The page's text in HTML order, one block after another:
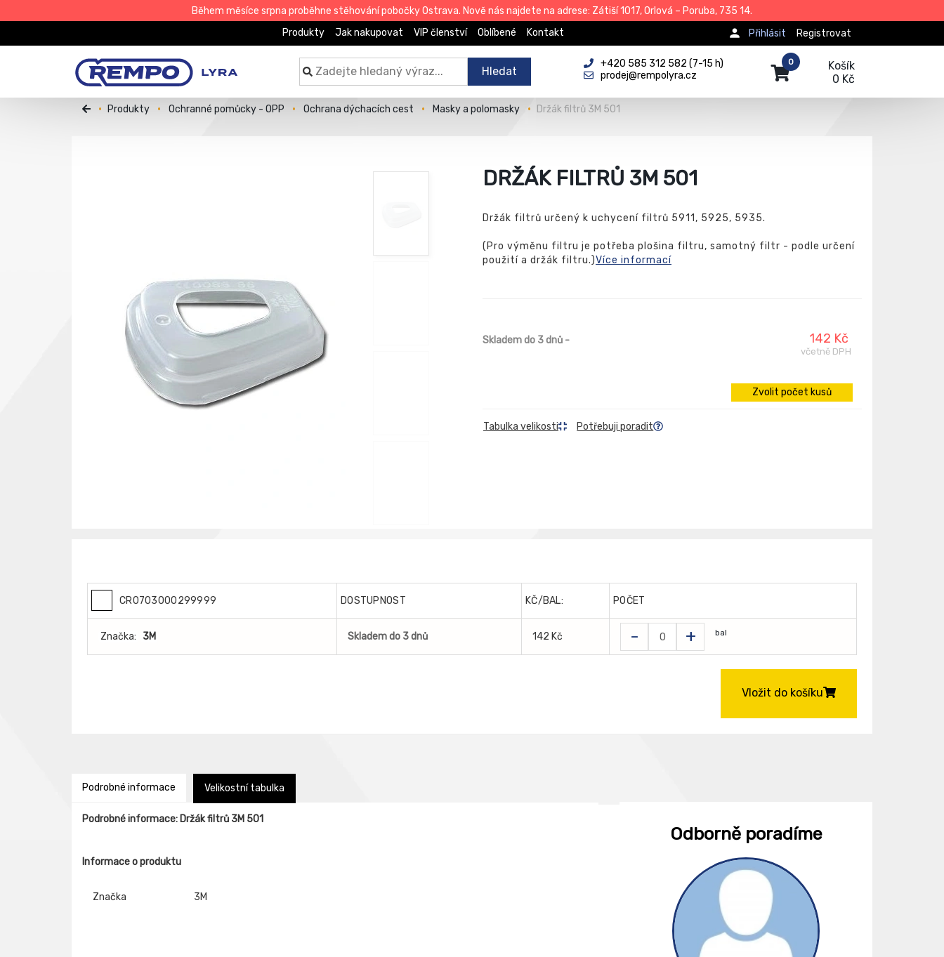
Během měsíce srpna proběhne stěhování pobočky Ostrava. Nově nás najdete na adrese: Zátiší 1017, Orlová – Poruba, 735 14.
Produkty
Jak nakupovat VIP členství Oblíbené Kontakt Registrovat
Přihlásit
Hledat
+420 585 312 582 (7-15 h)
prodej@rempolyra.cz
Košík
0 Kč
0
Produkty Ochranné pomůcky - OPP Ochrana dýchacích cest Masky a polomasky Držák filtrů 3M 501
DRŽÁK FILTRŮ 3M 501
Držák filtrů určený k uchycení filtrů 5911, 5925, 5935.
(Pro výměnu filtru je potřeba plošina filtru, samotný filtr - podle určení
použití a držák filtru.)Více informací
Skladem do 3 dnů - 142 Kč
včetně DPH
Zvolit počet kusů
Tabulka velikosti Potřebuji poradit
CR0703000299999 DOSTUPNOST KČ/BAL: POČET
Značka: 3M Skladem do 3 dnů 142 Kč - + bal
Vložit do košíku
Podrobné informace Velikostní tabulka
Podrobné informace: Držák filtrů 3M 501
Informace o produktu
Značka 3M
Odborně poradíme